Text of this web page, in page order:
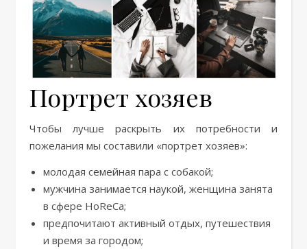
Портрет хозяев
Чтобы лучше раскрыть их потребности и
пожелания мы составили «портрет хозяев»:
молодая семейная пара с собакой;
мужчина занимается наукой, женщина занята
в сфере HoReCa;
предпочитают активный отдых, путешествия
и время за городом;